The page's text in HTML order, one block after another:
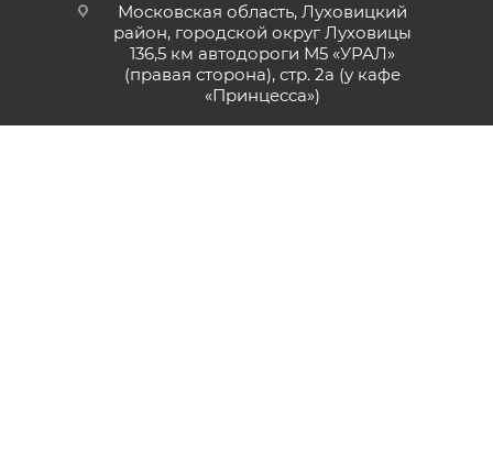
Московская область, Луховицкий
район, городской округ Луховицы
136,5 км автодороги М5 «УРАЛ»
(правая сторона), стр. 2а (у кафе
«‎Принцесса»)